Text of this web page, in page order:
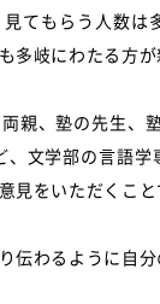
てもらう人数は
多岐にわたる方
親、塾の先生、
文学部の言語
見をいただくこ
伝わるように自